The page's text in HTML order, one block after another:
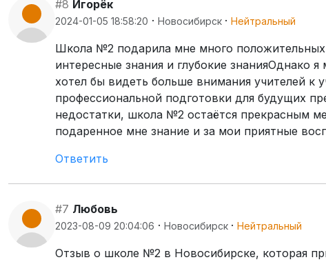
#8 Игорёк
2024-01-05 18:58:20 · Новосибирск · Нейтральный
Школа №2 подарила мне много
интересные знания и глубокие знанияОднако
хотел бы видеть больше внимания учителей к
профессиональной подготовки для будущих
недостатки, школа №2 остаётся прекрасным
подаренное мне знание и за мои приятные
Ответить
#7 Любовь
2023-08-09 20:04:06 · Новосибирск · Нейтральный
Отзыв о школе №2 в Новосибирске, которая